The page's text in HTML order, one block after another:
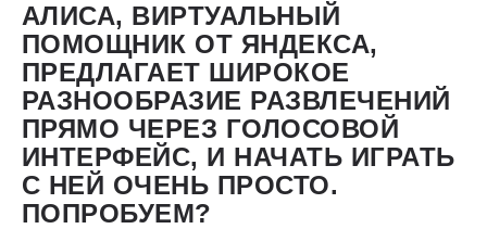
АЛИСА, ВИРТУАЛЬНЫЙ
ПОМОЩНИК ОТ ЯНДЕКСА,
ПРЕДЛАГАЕТ ШИРОКОЕ
РАЗНООБРАЗИЕ РАЗВЛЕЧЕНИЙ
ПРЯМО ЧЕРЕЗ ГОЛОСОВОЙ
ИНТЕРФЕЙС, И НАЧАТЬ ИГРАТЬ
С НЕЙ ОЧЕНЬ ПРОСТО.
ПОПРОБУЕМ?